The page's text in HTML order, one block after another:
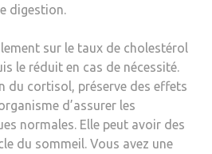
digestion.
sur le taux de cholestérol
le réduit en cas de nécessité.
du cortisol, préserve des effets
d’assurer les
normales. Elle peut avoir des
du sommeil. Vous avez une